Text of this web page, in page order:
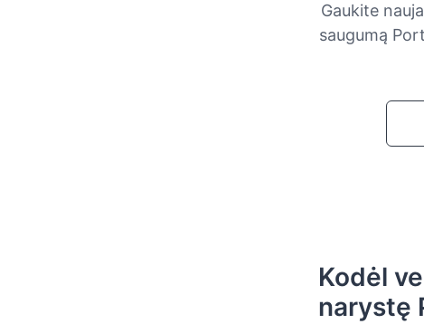
Gaukite
saugumą
Kodėl
narystę